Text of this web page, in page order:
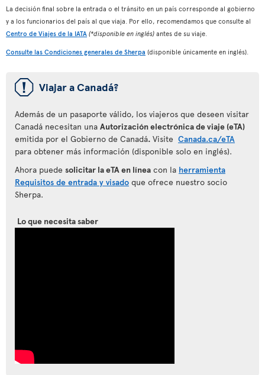
La decisión final sobre la entrada o el tránsito en un país corresponde al gobierno
y a los funcionarios del país al que viaja. Por ello, recomendamos que consulte al
Centro de Viajes de la IATA (*disponible en inglés) antes de su viaje.
Consulte las Condiciones generales de Sherpa (disponible únicamente en inglés).
ü Viajar a Canadá?
Además de un pasaporte válido, los viajeros que deseen visitar
Canadá necesitan una Autorización electrónica de viaje (eTA)
emitida por el Gobierno de Canadá. Visite Canada.ca/eTA
para obtener más información (disponible solo en inglés).
Ahora puede solicitar la eTA en línea con la herramienta
Requisitos de entrada y visado que ofrece nuestro socio
Sherpa.
Lo que necesita saber